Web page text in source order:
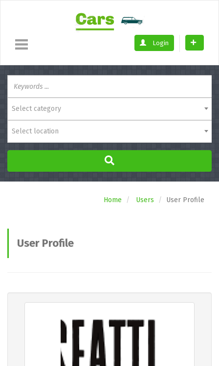
Login
Select category
Select location
Home Users User Profile
User Profile